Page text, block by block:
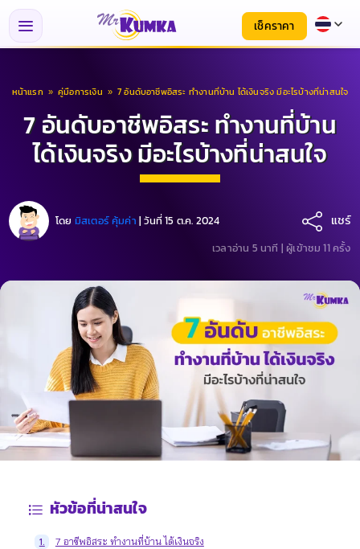
เช็คราคา
หน้าแรก » คู่มือการเงิน » 7 อันดับอาชีพอิสระ ทํางานที่บ้าน ได้เงินจริง มีอะไรบ้างที่น่าสนใจ
7 อันดับอาชีพอิสระ ทํางานที่บ้าน
ได้เงินจริง มีอะไรบ้างที่น่าสนใจ
โดย มิสเตอร์ คุ้มค่า |วันที่ 15 ต.ค. 2024 แชร์
เวลาอ่าน 5 นาที | ผู้เข้าชม 11 ครั้ง
หัวข้อที่น่าสนใจ
1. 7 อาชีพอิสระ ทํางานที่บ้าน ได้เงินจริง